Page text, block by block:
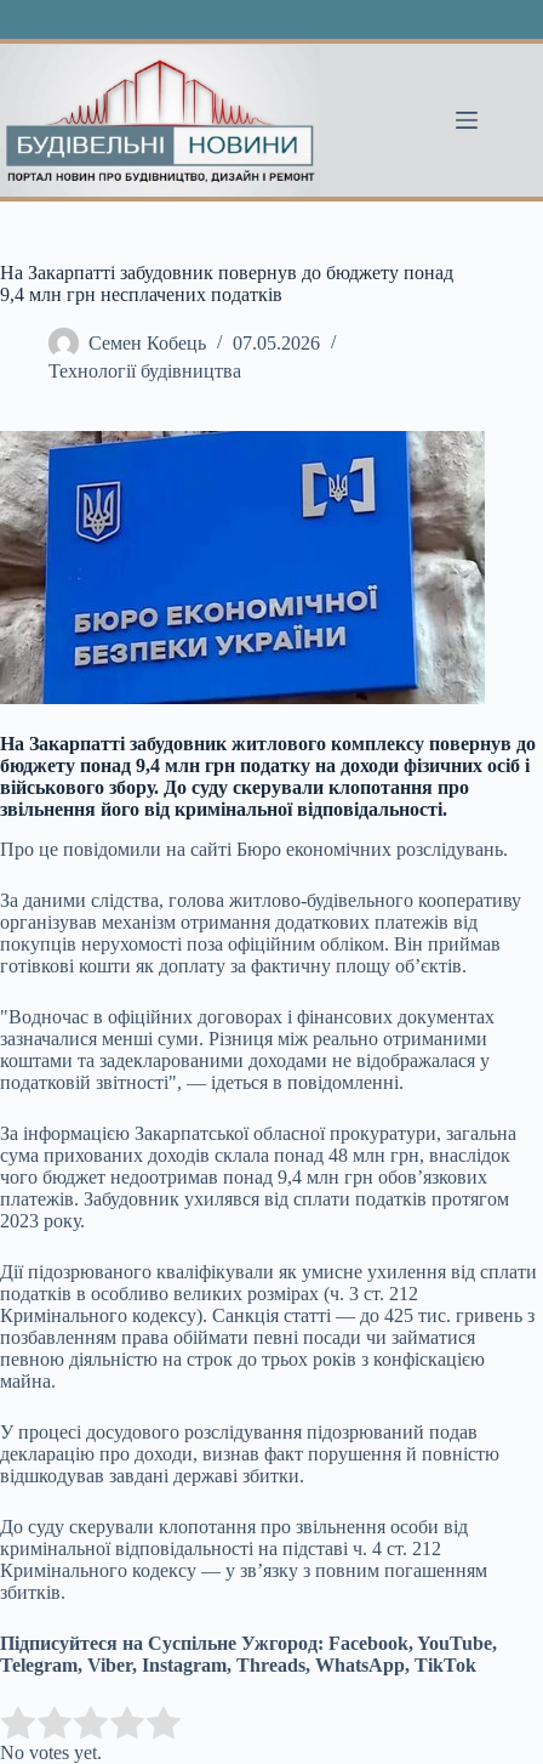
На Закарпатті забудовник повернув до бюджету понад
9,4 млн грн несплачених податків
Семен Кобець
07.05.2026
Технології будівництва
На Закарпатті забудовник житлового комплексу повернув до
бюджету понад 9,4 млн грн податку на доходи фізичних осіб і
військового збору. До суду скерували клопотання про
звільнення його від кримінальної відповідальності.
Про це повідомили на сайті Бюро економічних розслідувань.
За даними слідства, голова житлово-будівельного кооперативу
організував механізм отримання додаткових платежів від
покупців нерухомості поза офіційним обліком. Він приймав
готівкові кошти як доплату за фактичну площу об’єктів.
"Водночас в офіційних договорах і фінансових документах
зазначалися менші суми. Різниця між реально отриманими
коштами та задекларованими доходами не відображалася у
податковій звітності", — ідеться в повідомленні.
За інформацією Закарпатської обласної прокуратури, загальна
сума прихованих доходів склала понад 48 млн грн, внаслідок
чого бюджет недоотримав понад 9,4 млн грн обов’язкових
платежів. Забудовник ухилявся від сплати податків протягом
2023 року.
Дії підозрюваного кваліфікували як умисне ухилення від сплати
податків в особливо великих розмірах (ч. 3 ст. 212
Кримінального кодексу). Санкція статті — до 425 тис. гривень з
позбавленням права обіймати певні посади чи займатися
певною діяльністю на строк до трьох років з конфіскацією
майна.
У процесі досудового розслідування підозрюваний подав
декларацію про доходи, визнав факт порушення й повністю
відшкодував завдані державі збитки.
До суду скерували клопотання про звільнення особи від
кримінальної відповідальності на підставі ч. 4 ст. 212
Кримінального кодексу — у зв’язку з повним погашенням
збитків.
Підписуйтеся на Суспільне Ужгород: Facebook, YouTube,
Telegram, Viber, Instagram, Threads, WhatsApp, TikTok
Rate this item:
No votes yet.